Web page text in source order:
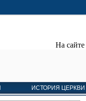
На сайте
ИСТОРИЯ ЦЕРКВИ